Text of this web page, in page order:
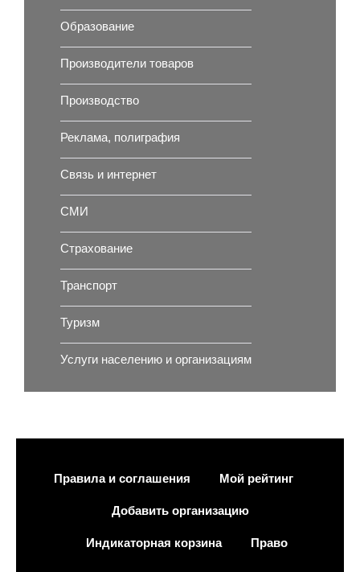
Образование
Производители товаров
Производство
Реклама, полиграфия
Связь и интернет
СМИ
Страхование
Транспорт
Туризм
Услуги населению и организациям
Правила и соглашения Мой рейтинг
Добавить организацию
Индикаторная корзина Право